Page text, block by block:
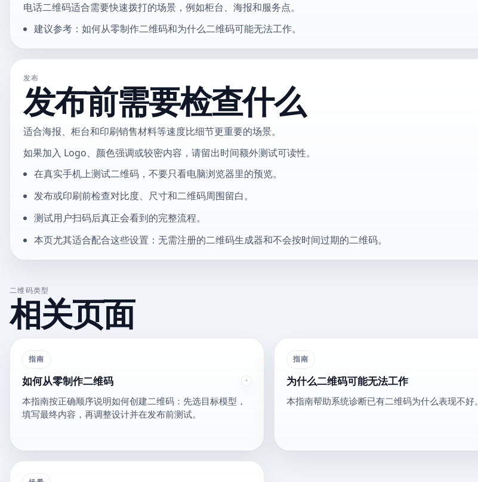
电话二维码适合需要快速拨打的场景，例如柜台、海报和服务点。
建议参考：如何从零制作二维码和为什么二维码可能无法工作。
发布
发布前需要检查什么
适合海报、柜台和印刷销售材料等速度比细节更重要的场景。
如果加入 Logo、颜色强调或较密内容，请留出时间额外测试可读性。
在真实手机上测试二维码，不要只看电脑浏览器里的预览。
发布或印刷前检查对比度、尺寸和二维码周围留白。
测试用户扫码后真正会看到的完整流程。
本页尤其适合配合这些设置：无需注册的二维码生成器和不会按时间过期的二维码。
二维码类型
相关页面
指南
如何从零制作二维码
本指南按正确顺序说明如何创建二维码：先选目标模型，
填写最终内容，再调整设计并在发布前测试。
指南
为什么二维码可能无法工作
本指南帮助系统诊断已有二维码为什么表现不好。